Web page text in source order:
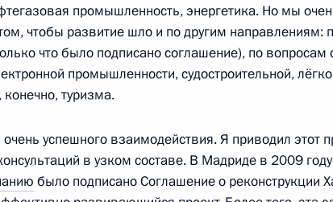
Военно-Морского Флота
промышленность, энергетика. Но мы
чтобы развитие шло и по другим направлениям:
что было подписано соглашение), по вопросам
промышленности, судостроительной,
туризма.
успешного взаимодействия. Я приводил этот
в узком составе. В Мадриде в 2009
было подписано Соглашение о реконструкции